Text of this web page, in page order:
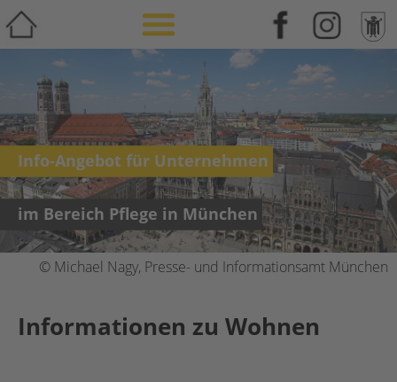
Info-Angebot für Unternehmen
im Bereich Pflege in München
© Michael Nagy, Presse- und Informationsamt München
Informationen zu Wohnen